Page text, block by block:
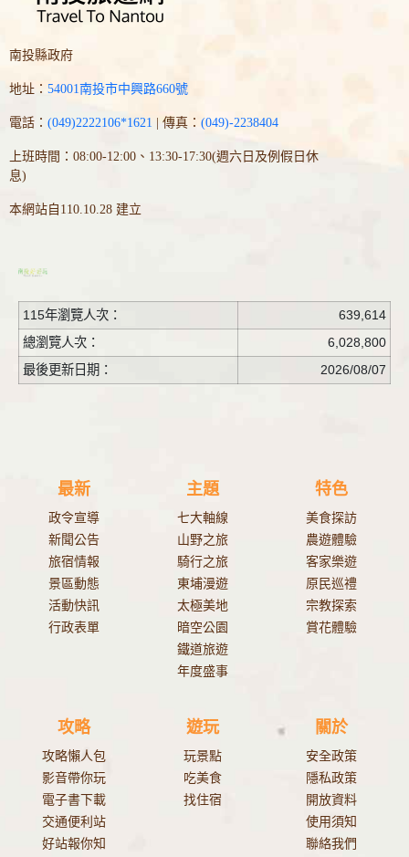
南投縣政府
地址： 54001南投市中興路660號
電話： (049)2222106*1621 | 傳真： (049)-2238404
上班時間：08:00-12:00、13:30-17:30(週六日及例假日休
息)
本網站自110.10.28 建立
115年瀏覽人次：
639,614
總瀏覽人次：
6,028,800
最後更新日期：
2026/08/07
最新
政令宣導
新聞公告
旅宿情報
景區動態
活動快訊
行政表單
主題
七大軸線
山野之旅
騎行之旅
東埔漫遊
太極美地
暗空公園
鐵道旅遊
年度盛事
特色
美食探訪
農遊體驗
客家樂遊
原民巡禮
宗教探索
賞花體驗
攻略
攻略懶人包
影音帶你玩
電子書下載
交通便利站
好站報你知
遊玩
玩景點
吃美食
找住宿
關於
安全政策
隱私政策
開放資料
使用須知
聯絡我們